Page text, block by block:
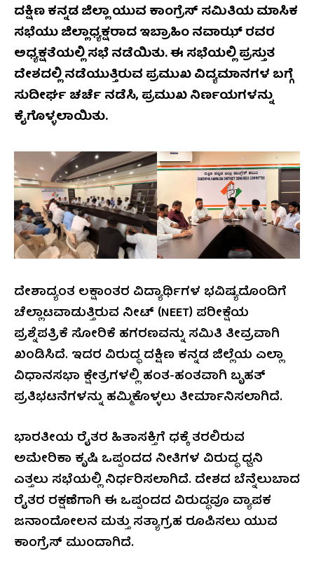
ದಕ್ಷಿಣ ಕನ್ನಡ ಜಿಲ್ಲಾ ಯುವ ಕಾಂಗ್ರೆಸ್ ಸಮಿತಿಯ ಮಾಸಿಕ
ಸಭೆಯು ಜಿಲ್ಲಾಧ್ಯಕ್ಷರಾದ ಇಬ್ರಾಹಿಂ ನವಾಝ್ ರವರ
ಅಧ್ಯಕ್ಷತೆಯಲ್ಲಿ ಸಭೆ ನಡೆಯಿತು. ಈ ಸಭೆಯಲ್ಲಿ ಪ್ರಸ್ತುತ
ದೇಶದಲ್ಲಿ ನಡೆಯುತ್ತಿರುವ ಪ್ರಮುಖ ವಿದ್ಯಮಾನಗಳ ಬಗ್ಗೆ
ಸುದೀರ್ಘ ಚರ್ಚೆ ನಡೆಸಿ, ಪ್ರಮುಖ ನಿರ್ಣಯಗಳನ್ನು
ಕೈಗೊಳ್ಳಲಾಯಿತು.
ದೇಶಾದ್ಯಂತ ಲಕ್ಷಾಂತರ ವಿದ್ಯಾರ್ಥಿಗಳ ಭವಿಷ್ಯದೊಂದಿಗೆ
ಚೆಲ್ಲಾಟವಾಡುತ್ತಿರುವ ನೀಟ್ (NEET) ಪರೀಕ್ಷೆಯ
ಪ್ರಶ್ನೆಪತ್ರಿಕೆ ಸೋರಿಕೆ ಹಗರಣವನ್ನು ಸಮಿತಿ ತೀವ್ರವಾಗಿ
ಖಂಡಿಸಿದೆ. ಇದರ ವಿರುದ್ಧ ದಕ್ಷಿಣ ಕನ್ನಡ ಜಿಲ್ಲೆಯ ಎಲ್ಲಾ
ವಿಧಾನಸಭಾ ಕ್ಷೇತ್ರಗಳಲ್ಲಿ ಹಂತ-ಹಂತವಾಗಿ ಬೃಹತ್
ಪ್ರತಿಭಟನೆಗಳನ್ನು ಹಮ್ಮಿಕೊಳ್ಳಲು ತೀರ್ಮಾನಿಸಲಾಗಿದೆ.
ಭಾರತೀಯ ರೈತರ ಹಿತಾಸಕ್ತಿಗೆ ಧಕ್ಕೆ ತರಲಿರುವ
ಅಮೇರಿಕಾ ಕೃಷಿ ಒಪ್ಪಂದದ ನೀತಿಗಳ ವಿರುದ್ಧ ಧ್ವನಿ
ಎತ್ತಲು ಸಭೆಯಲ್ಲಿ ನಿರ್ಧರಿಸಲಾಗಿದೆ. ದೇಶದ ಬೆನ್ನೆಲುಬಾದ
ರೈತರ ರಕ್ಷಣೆಗಾಗಿ ಈ ಒಪ್ಪಂದದ ವಿರುದ್ಧವೂ ವ್ಯಾಪಕ
ಜನಾಂದೋಲನ ಮತ್ತು ಸತ್ಯಾಗ್ರಹ ರೂಪಿಸಲು ಯುವ
ಕಾಂಗ್ರೆಸ್ ಮುಂದಾಗಿದೆ.